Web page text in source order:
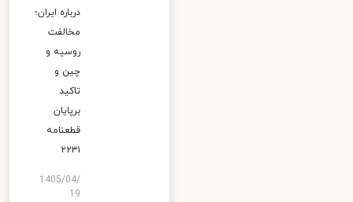
درباره ایران؛
مخالفت
روسیه و
چین و
تاکید
برپایان
قطعنامه
۲۲۳۱
1405/04/
19